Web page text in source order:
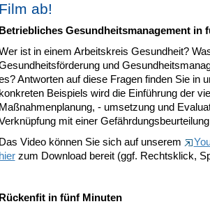
Film ab!
Betriebliches Gesundheitsmanagement in
ist in einem Arbeitskreis Gesundheit?
und
Antworten auf diese Fragen finden Sie in
konkreten Beispiels wird die Einführung der
Maßnahmenplanung, - umsetzung und
mit einer
Das Video können Sie sich auf unserem
hierzum Download bereit (ggf. Rechtsklick,
Rückenfit in fünf Minuten